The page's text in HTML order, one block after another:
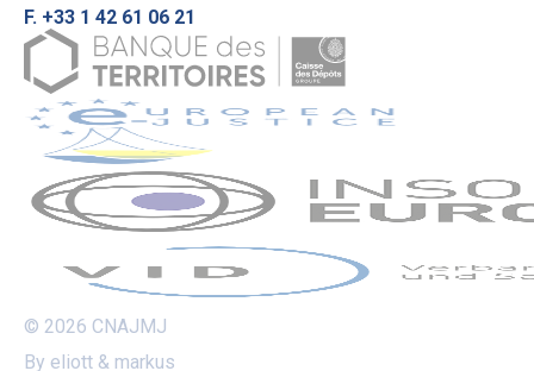
F. +33 1 42 61 06 21
© 2026 CNAJMJ
By eliott & markus